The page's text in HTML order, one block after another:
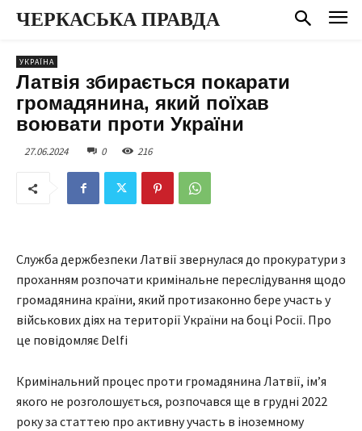
ЧЕРКАСЬКА ПРАВДА
УКРАЇНА
Латвія збирається покарати
громадянина, який поїхав
воювати проти України
27.06.2024 0 216
Служба держбезпеки Латвії звернулася до прокуратури з
проханням розпочати кримінальне переслідування щодо
громадянина країни, який протизаконно бере участь у
військових діях на території України на боці Росії. Про
це повідомляє Delfi
Кримінальний процес проти громадянина Латвії, ім’я
якого не розголошується, розпочався ще в грудні 2022
року за статтею про активну участь в іноземному